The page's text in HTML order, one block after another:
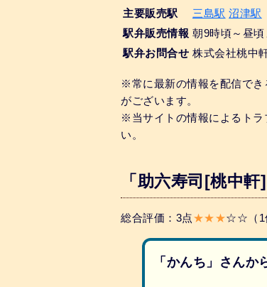
主要販売駅
三島駅 沼津駅
駅弁販売情報 朝9時頃～昼
駅弁お問合せ 株式会社桃中
※常に最新の情報を配信でき
がございます。
※当サイトの情報によるトラ
い。
「助六寿司[桃中
総合評価：3点★★★☆☆（1
「かんち」さん